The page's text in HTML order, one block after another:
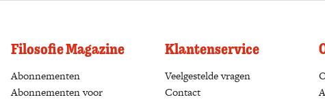
Filosofie Magazine
Abonnementen (opens in a new tab)
Abonnementen voor
Klantenservice
Veelgestelde vragen
Contact